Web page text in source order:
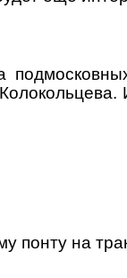
понту на